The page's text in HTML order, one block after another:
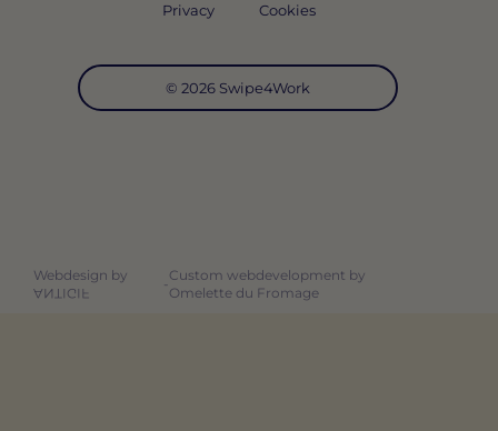
© 2026 Swipe4Work
Privacy Cookies
Webdesign by
ANTIGIF
-
Custom webdevelopment by
Omelette du Fromage